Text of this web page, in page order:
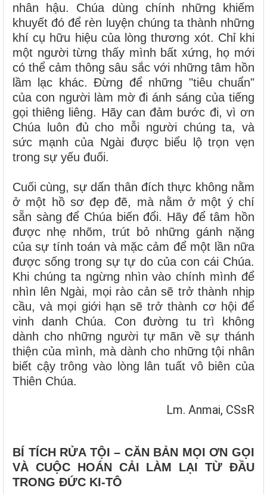
nhân hậu. Chúa dùng chính những khiếm
khuyết đó để rèn luyện chúng ta thành những
khí cụ hữu hiệu của lòng thương xót. Chỉ khi
một người từng thấy mình bất xứng, họ mới
có thể cảm thông sâu sắc với những tâm hồn
lầm lạc khác. Đừng để những "tiêu chuẩn"
của con người làm mờ đi ánh sáng của tiếng
gọi thiêng liêng. Hãy can đảm bước đi, vì ơn
Chúa luôn đủ cho mỗi người chúng ta, và
sức mạnh của Ngài được biểu lộ trọn vẹn
trong sự yếu đuối.
Cuối cùng, sự dấn thân đích thực không nằm
ở một hồ sơ đẹp đẽ, mà nằm ở một ý chí
sẵn sàng để Chúa biến đổi. Hãy để tâm hồn
được nhẹ nhõm, trút bỏ những gánh nặng
của sự tính toán và mặc cảm để một lần nữa
được sống trong sự tự do của con cái Chúa.
Khi chúng ta ngừng nhìn vào chính mình để
nhìn lên Ngài, mọi rào cản sẽ trở thành nhịp
cầu, và mọi giới hạn sẽ trở thành cơ hội để
vinh danh Chúa. Con đường tu trì không
dành cho những người tự mãn về sự thánh
thiện của mình, mà dành cho những tội nhân
biết cậy trông vào lòng lân tuất vô biên của
Thiên Chúa.
Lm. Anmai, CSsR
BÍ TÍCH RỬA TỘI – CĂN BẢN MỌI ƠN GỌI
VÀ CUỘC HOÁN CẢI LÀM LẠI TỪ ĐẦU
TRONG ĐỨC KI-TÔ